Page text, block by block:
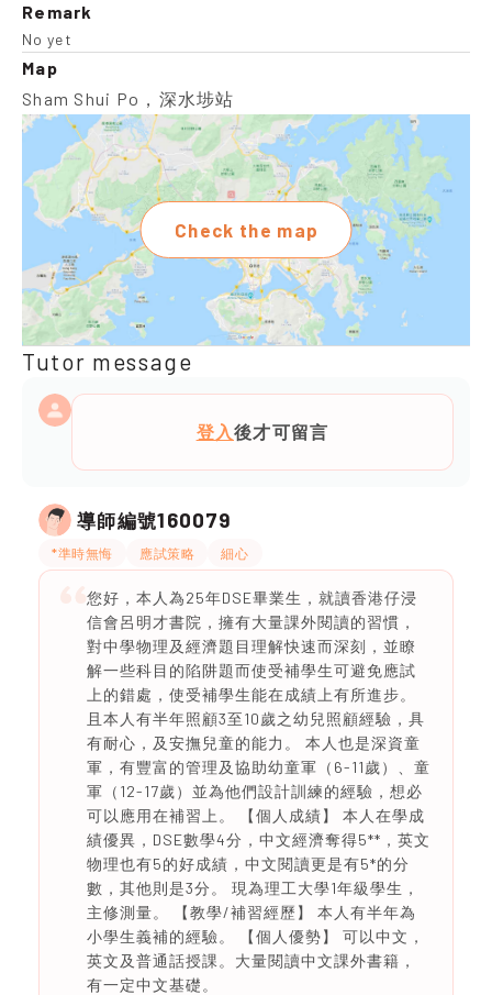
Remark
No yet
Map
Sham Shui Po，深水埗站
Check the map
Tutor message
登入後才可留言
導師編號160079
*準時無悔 應試策略 細心
您好，本人為25年DSE畢業生，就讀香港仔浸
信會呂明才書院，擁有大量課外閱讀的習慣，
對中學物理及經濟題目理解快速而深刻，並瞭
解一些科目的陷阱題而使受補學生可避免應試
上的錯處，使受補學生能在成績上有所進步。
且本人有半年照顧3至10歲之幼兒照顧經驗，具
有耐心，及安撫兒童的能力。 本人也是深資童
軍，有豐富的管理及協助幼童軍（6-11歲）、童
軍（12-17歲）並為他們設計訓練的經驗，想必
可以應用在補習上。 【個人成績】 本人在學成
績優異，DSE數學4分，中文經濟奪得5**，英文
物理也有5的好成績，中文閱讀更是有5*的分
數，其他則是3分。 現為理工大學1年級學生，
主修測量。 【教學/補習經歷】 本人有半年為
小學生義補的經驗。 【個人優勢】 可以中文，
英文及普通話授課。大量閱讀中文課外書籍，
有一定中文基礎。